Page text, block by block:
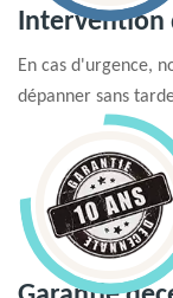
En cas d'urgence,
dépanner sans